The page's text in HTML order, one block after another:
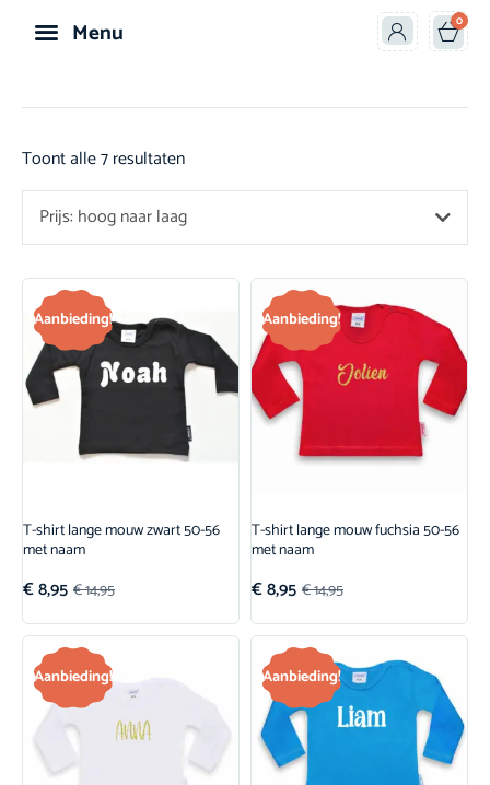
Menu 0
Toont alle 7 resultaten
Prijs: hoog naar laag
Aanbieding!
T-shirt lange mouw zwart 50-56
met naam
€14,95
€8,95
Aanbieding!
T-shirt lange mouw fuchsia 50-56
met naam
€14,95
€8,95
Aanbieding! Aanbieding!